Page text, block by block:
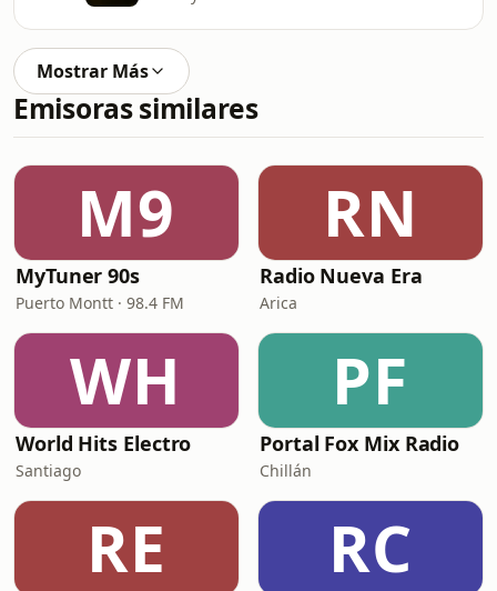
Mostrar Más
Emisoras similares
M9
MyTuner 90s
Puerto Montt · 98.4 FM
RN
Radio Nueva Era
Arica
WH
World Hits Electro
Santiago
PF
Portal Fox Mix Radio
Chillán
RE RC